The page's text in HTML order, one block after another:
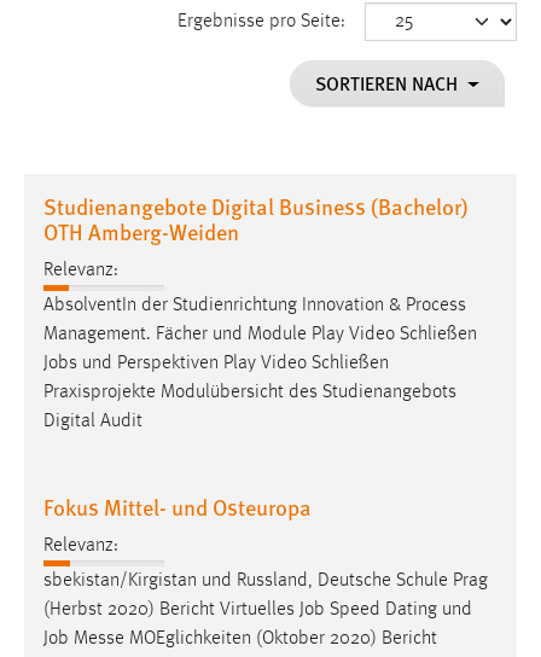
Ergebnisse pro Seite:
SORTIEREN NACH
Studienangebote Digital Business (Bachelor)
OTH Amberg-Weiden
Relevanz:
AbsolventIn der Studienrichtung Innovation & Process
Management. Fächer und Module Play Video Schließen
Jobs und Perspektiven Play Video Schließen
Praxisprojekte Modulübersicht des Studienangebots
Digital Audit
Fokus Mittel- und Osteuropa
Relevanz:
sbekistan/Kirgistan und Russland, Deutsche Schule Prag
(Herbst 2020) Bericht Virtuelles Job Speed Dating und
Job Messe MOEglichkeiten (Oktober 2020) Bericht
cookie_consent
Dieser Cookie speichert die ausgewählten Einverständnis-
Performance
Name:
staticfilecache
Zweck:
Für performante Seitenauslieferung wird in diesem Cookie
gespeichert, ob man eingeloggt ist.
Sprachpräferenz
Name:
site-language-preference
Zweck:
Das Cookie speichert die gewählte Sprache der Website.